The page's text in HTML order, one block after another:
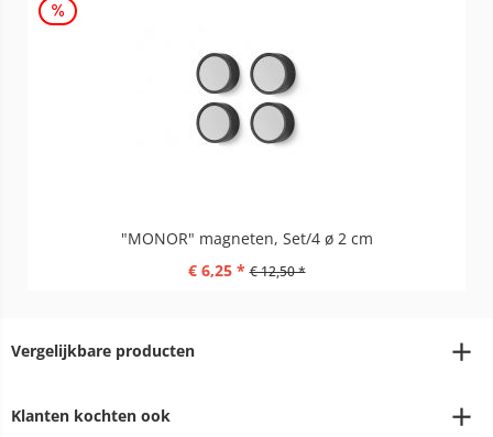
"MONOR" magneten, Set/4 ø 2 cm
€ 6,25 * € 12,50 *
Vergelijkbare producten
Klanten kochten ook